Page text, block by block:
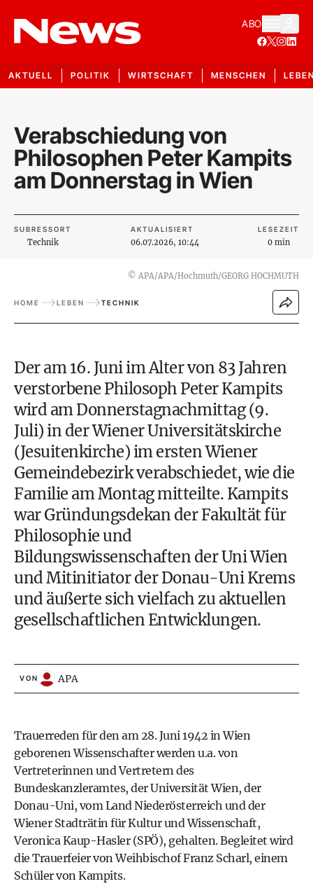
ABO
AKTUELL POLITIK WIRTSCHAFT MENSCHEN
Verabschiedung von
Philosophen Peter Kampits
am Donnerstag in Wien
SUBRESSORT
Technik
AKTUALISIERT
06.07.2026, 10:44
LESEZEIT
0 min
© APA/APA/Hochmuth/GEORG HOCHMUTH
HOME LEBEN TECHNIK
Der am 16. Juni im Alter von 83 Jahren
verstorbene Philosoph Peter Kampits
wird am Donnerstagnachmittag (9.
Juli) in der Wiener Universitätskirche
(Jesuitenkirche) im ersten Wiener
Gemeindebezirk verabschiedet, wie die
Familie am Montag mitteilte. Kampits
war Gründungsdekan der Fakultät für
Philosophie und
Bildungswissenschaften der Uni Wien
und Mitinitiator der Donau-Uni Krems
und äußerte sich vielfach zu aktuellen
gesellschaftlichen Entwicklungen.
VON APA
Trauerreden für den am 28. Juni 1942 in Wien
geborenen Wissenschafter werden u.a. von
Vertreterinnen und Vertretern des
Bundeskanzleramtes, der Universität Wien, der
Donau-Uni, vom Land Niederösterreich und der
Wiener Stadträtin für Kultur und Wissenschaft,
Veronica Kaup-Hasler (SPÖ), gehalten. Begleitet wird
die Trauerfeier von Weihbischof Franz Scharl, einem
Schüler von Kampits.